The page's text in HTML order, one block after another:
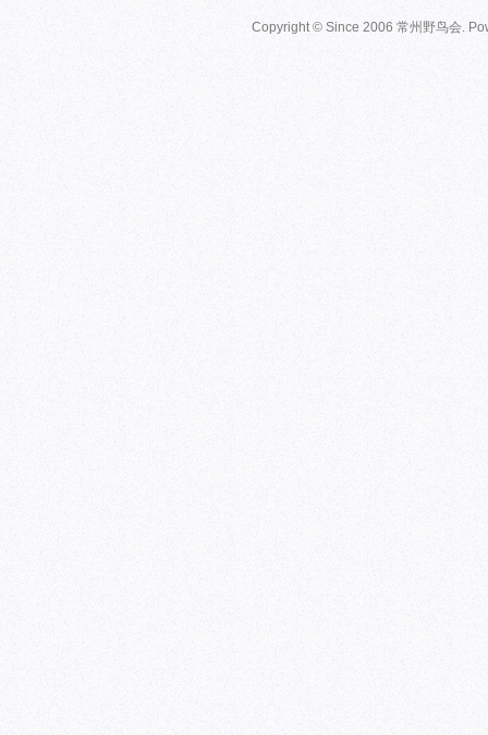
Copyright © Since 2006 常州野鸟会.